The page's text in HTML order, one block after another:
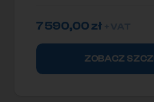
7 590,00zł
ZOBACZ